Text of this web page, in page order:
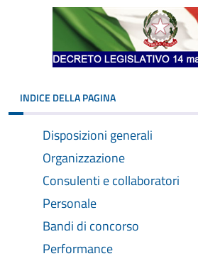
INDICE DELLA PAGINA
Disposizioni generali
Organizzazione
Consulenti e collaboratori
Personale
Bandi di concorso
Performance